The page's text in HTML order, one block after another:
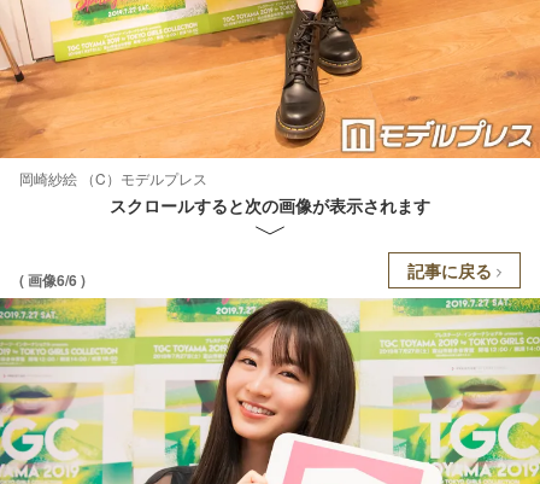
岡崎紗絵 （C）モデルプレス
スクロールすると次の画像が表示されます
( 画像6/6 ) 記事に戻る